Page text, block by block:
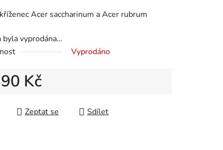
Acer saccharinum a Acer rubrum
byla vyprodána…
Vyprodáno
Kč
Zeptat se Sdílet